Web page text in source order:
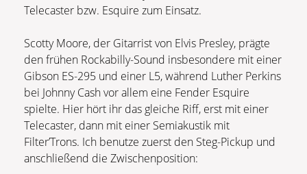
Telecaster bzw. Esquire zum Einsatz.
Scotty Moore, der Gitarrist von Elvis Presley, prägte
den frühen Rockabilly-Sound insbesondere mit einer
Gibson ES-295 und einer L5, während Luther Perkins
bei Johnny Cash vor allem eine Fender Esquire
spielte. Hier hört ihr das gleiche Riff, erst mit einer
Telecaster, dann mit einer Semiakustik mit
Filter’Trons. Ich benutze zuerst den Steg-Pickup und
anschließend die Zwischenposition: